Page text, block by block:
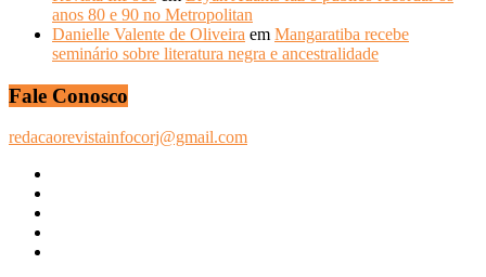
anos 80 e 90 no Metropolitan
Danielle Valente de Oliveira em Mangaratiba recebe
seminário sobre literatura negra e ancestralidade
Fale Conosco
redacaorevistainfocorj@gmail.com